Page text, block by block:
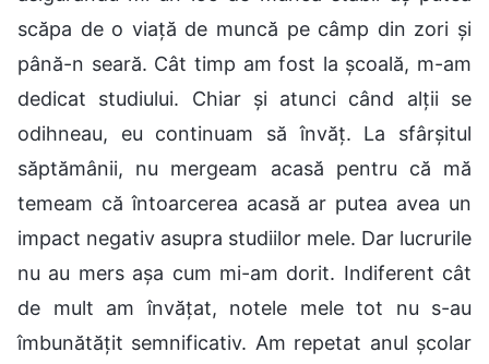
scăpa de o viață de muncă pe câmp din zori și
până-n seară. Cât timp am fost la școală, m-am
dedicat studiului. Chiar și atunci când alții se
odihneau, eu continuam să învăț. La sfârșitul
săptămânii, nu mergeam acasă pentru că mă
temeam că întoarcerea acasă ar putea avea un
impact negativ asupra studiilor mele. Dar lucrurile
nu au mers așa cum mi-am dorit. Indiferent cât
de mult am învățat, notele mele tot nu s-au
îmbunătățit semnificativ. Am repetat anul școlar